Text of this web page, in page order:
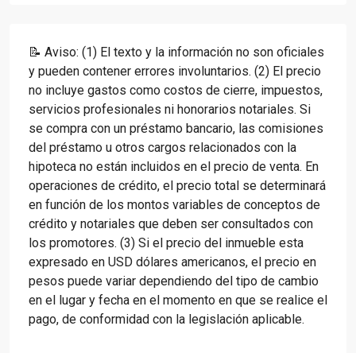
📝 Aviso: (1) El texto y la información no son oficiales
y pueden contener errores involuntarios. (2) El precio
no incluye gastos como costos de cierre, impuestos,
servicios profesionales ni honorarios notariales. Si
se compra con un préstamo bancario, las comisiones
del préstamo u otros cargos relacionados con la
hipoteca no están incluidos en el precio de venta. En
operaciones de crédito, el precio total se determinará
en función de los montos variables de conceptos de
crédito y notariales que deben ser consultados con
los promotores. (3) Si el precio del inmueble esta
expresado en USD dólares americanos, el precio en
pesos puede variar dependiendo del tipo de cambio
en el lugar y fecha en el momento en que se realice el
pago, de conformidad con la legislación aplicable.